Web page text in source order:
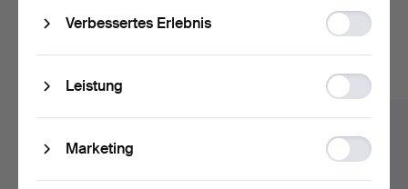
Archiv, die mit Ihrer Suche
übereinstimmen.
Alle Objekte anzeigen
Verbessertes Erlebnis
storage
Leistung
storage
Marketing
Ad
storage